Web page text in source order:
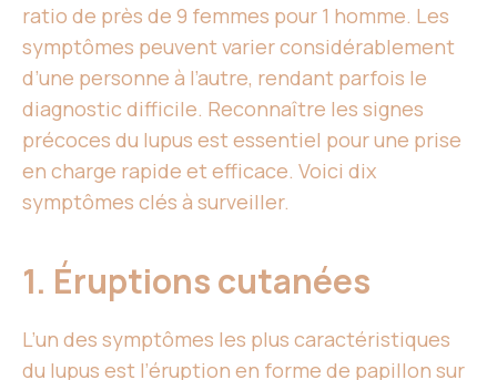
ratio de près de 9 femmes pour 1 homme. Les
symptômes peuvent varier considérablement
d’une personne à l’autre, rendant parfois le
diagnostic difficile. Reconnaître les signes
précoces du lupus est essentiel pour une prise
en charge rapide et efficace. Voici dix
symptômes clés à surveiller.
1. Éruptions cutanées
L’un des symptômes les plus caractéristiques
du lupus est l’éruption en forme de papillon sur